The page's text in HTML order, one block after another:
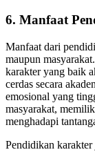
6. Manfaat
Manfaat dari
maupun
karakter yang baik
cerdas secara
emosional yang
masyarakat,
menghadapi
Pendidikan